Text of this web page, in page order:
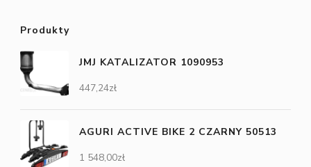
Produkty
JMJ KATALIZATOR 1090953
447,24zł
AGURI ACTIVE BIKE 2 CZARNY 50513
1 548,00zł